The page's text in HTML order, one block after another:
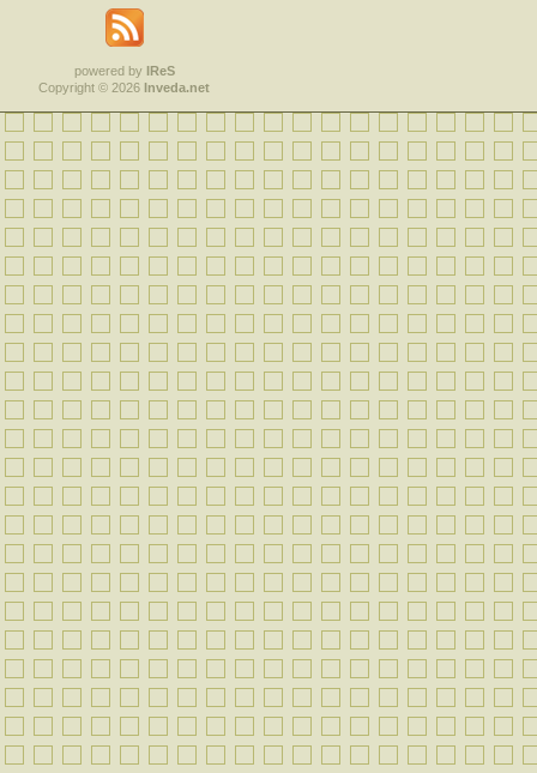
powered by IReS
Copyright © 2026 Inveda.net